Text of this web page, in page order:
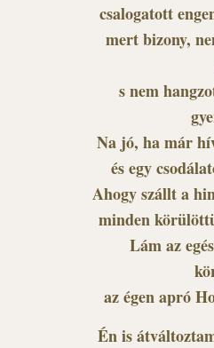
csalogatott
mert bizony,
s nem
Na jó, ha már
és egy
Ahogy szállt a
minden
Lám az
az égen apró
Én is